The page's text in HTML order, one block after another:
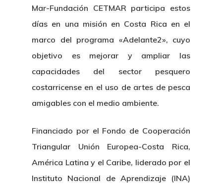
Mar-Fundación CETMAR participa estos
días en una misión en Costa Rica en el
marco del programa «Adelante2», cuyo
objetivo es mejorar y ampliar las
capacidades del sector pesquero
costarricense en el uso de artes de pesca
amigables con el medio ambiente.
Financiado por el Fondo de Cooperación
Triangular Unión Europea-Costa Rica,
América Latina y el Caribe, liderado por el
Instituto Nacional de Aprendizaje (INA)